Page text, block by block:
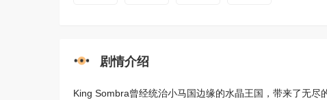
剧情介绍
King Sombra曾经统治小马国边缘的水晶王国，带来了无